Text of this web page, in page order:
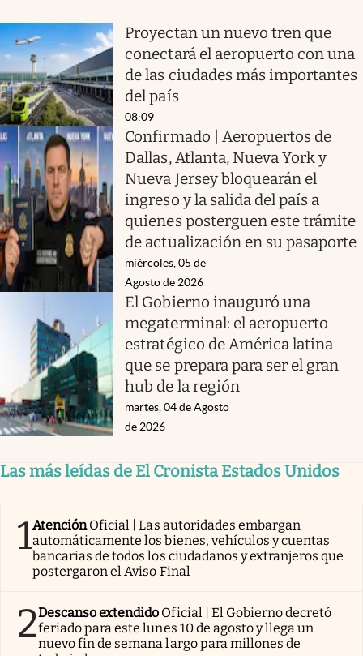
Proyectan un nuevo tren que
conectará el aeropuerto con una
de las ciudades más importantes
del país
08:09
Confirmado | Aeropuertos de
Dallas, Atlanta, Nueva York y
Nueva Jersey bloquearán el
ingreso y la salida del país a
quienes posterguen este trámite
de actualización en su pasaporte
miércoles, 05 de
Agosto de 2026
El Gobierno inauguró una
megaterminal: el aeropuerto
estratégico de América latina
que se prepara para ser el gran
hub de la región
martes, 04 de Agosto
de 2026
Las más leídas de El Cronista Estados Unidos
1AtenciónOficial | Las autoridades embargan
automáticamente los bienes, vehículos y cuentas
bancarias de todos los ciudadanos y extranjeros que
postergaron el Aviso Final
2Descanso extendido Oficial | El Gobierno decretó
feriado para este lunes 10 de agosto y llega un
nuevo fin de semana largo para millones de